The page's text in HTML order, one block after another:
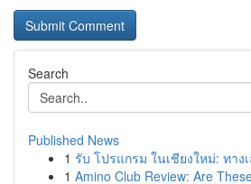
Search
Published News
1 รับ โปรแกรม ในเชียงใหม่: ทาง
1 Amino Club Review: Are